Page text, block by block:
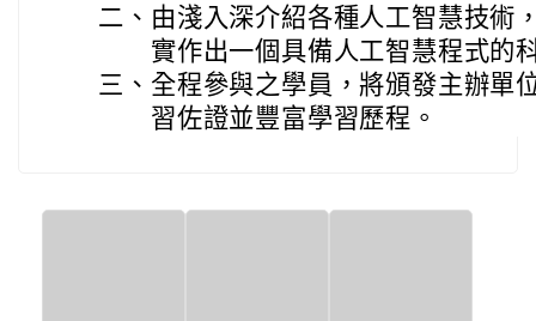
二、 由淺入深介紹各種人工智慧技術
實作出一個具備人工智慧程式的
三、 全程參與之學員，將頒發主辦單
習佐證並豐富學習歷程。